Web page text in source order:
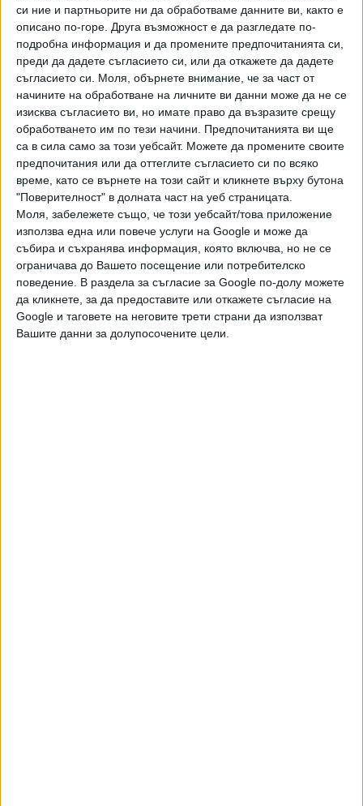
си ние и партньорите ни да обработваме данните ви, както е
описано по-горе. Друга възможност е да разгледате по-
подробна информация и да промените предпочитанията си,
преди да дадете съгласието си, или да откажете да дадете
съгласието си.
Моля, обърнете внимание, че за част от
начините на обработване на личните ви данни може да не се
изисква съгласието ви, но имате право да възразите срещу
обработването им по тези начини. Предпочитанията ви ще
са в сила само за този уебсайт. Можете да промените своите
предпочитания или да оттеглите съгласието си по всяко
време, като се върнете на този сайт и кликнете върху бутона
"Поверителност" в долната част на уеб страницата.
Моля, забележете също, че този уебсайт/това приложение
използва една или повече услуги на Google и може да
събира и съхранява информация, която включва, но не се
ограничава до Вашето посещение или потребителско
поведение. В раздела за съгласие за Google по-долу можете
да кликнете, за да предоставите или откажете съгласие на
Google и таговете на неговите трети страни да използват
Вашите данни за долупосочените цели.
само за битови нужди.
Река Искрецка пресъхна мистериозно преди няколко
дни, а два дни по-късно отново се появи. Официално
обяснение на случилото се няма. Според риболовен клуб
"Балканка", които при подобни кризи често се включват
с експертни становища, причината за пресъхването на
реката е у НЕК и каскадата Петрохан. "Ако някой се
интересува наистина защо пресъхна Искрецка и кой е
виновен, отговорът е много прост: Когато в една
карстова система спреш притока на вода отгоре и
понорите станат сухи като барут, изворите долу
пресъхват и няма откъде да дойде вода", написаха от
"Балканка" вчера.
Водата на Своге изчезна
мистериозно
Бедствено положение обяви